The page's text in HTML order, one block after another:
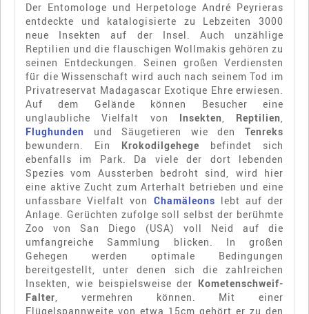
Der Entomologe und Herpetologe André Peyrieras
entdeckte und katalogisierte zu Lebzeiten 3000
neue Insekten auf der Insel. Auch unzählige
Reptilien und die flauschigen Wollmakis gehören zu
seinen Entdeckungen. Seinen großen Verdiensten
für die Wissenschaft wird auch nach seinem Tod im
Privatreservat Madagascar Exotique Ehre erwiesen.
Auf dem Gelände können Besucher eine
unglaubliche Vielfalt von Insekten, Reptilien,
Flughunden und Säugetieren wie den Tenreks
bewundern. Ein Krokodilgehege befindet sich
ebenfalls im Park. Da viele der dort lebenden
Spezies vom Aussterben bedroht sind, wird hier
eine aktive Zucht zum Arterhalt betrieben und eine
unfassbare Vielfalt von Chamäleons lebt auf der
Anlage. Gerüchten zufolge soll selbst der berühmte
Zoo von San Diego (USA) voll Neid auf die
umfangreiche Sammlung blicken. In großen
Gehegen werden optimale Bedingungen
bereitgestellt, unter denen sich die zahlreichen
Insekten, wie beispielsweise der Kometenschweif-
Falter, vermehren können. Mit einer
Flügelspannweite von etwa 15cm gehört er zu den